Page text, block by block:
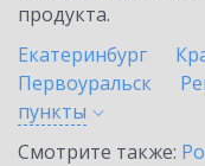
продукта.
Екатеринбург
Первоуральск
пункты
Смотрите также: